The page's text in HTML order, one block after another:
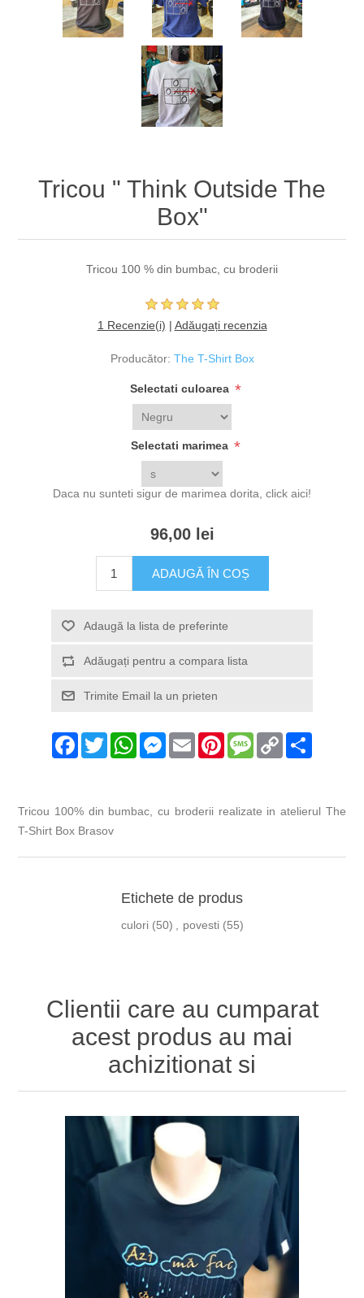
Tricou " Think Outside The
Box"
Tricou 100 % din bumbac, cu broderii
1 Recenzie(i) | Adăugați recenzia
Producător: The T-Shirt Box
Selectati culoarea *
Selectati marimea *
Daca nu sunteti sigur de marimea dorita, click aici!
96,00 lei
Facebook
TwitterWhatsAppMessenger
Email PinterestMessage
Copy
Link
Tricou 100% din bumbac, cu broderii realizate in atelierul The
T-Shirt Box Brasov
Etichete de produs
culori (50) , povesti (55)
Clientii care au cumparat
acest produs au mai
achizitionat si